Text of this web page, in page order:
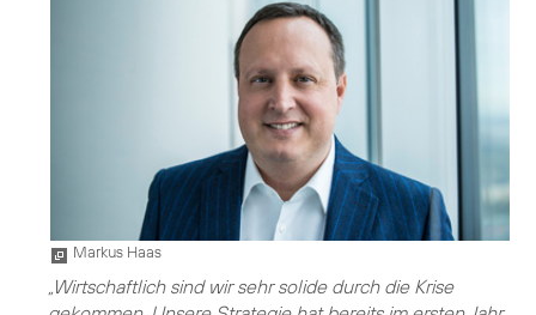
Markus Haas
„Wirtschaftlich sind wir sehr solide durch die Krise